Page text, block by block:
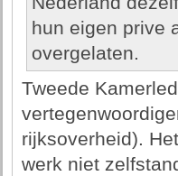
hun eigen prive
overgelaten.
Tweede
rijksoverheid).
werk niet